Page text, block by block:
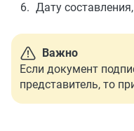
Дату
Важно
Если документ
представитель, то